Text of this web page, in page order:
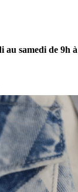
au samedi de 9h